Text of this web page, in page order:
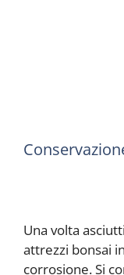
Una volta
attrezzi bonsai
corrosione. Si